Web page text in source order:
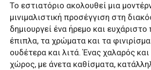
Το εστιατόριο ακολουθεί μια
μινιμαλιστική προσέγγιση στη
δημιουργεί ένα ήρεμο και
έπιπλα, τα χρώματα και τα
ουδέτερα και λιτά. Ένας χαλαρός
χώρος, με άνετα καθίσματα,